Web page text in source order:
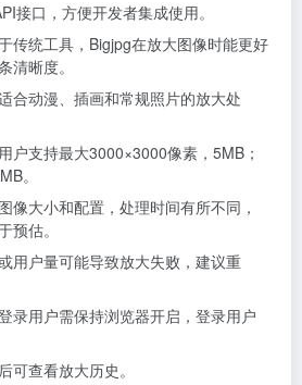
接口，方便开发者集成使用。
传统工具，Bigjpg在放大图像时能更好
清晰度。
合动漫、插画和常规照片的放大处
户支持最大3000×3000像素，5MB；
。
像大小和配置，处理时间有所不同，
预估。
用户量可能导致放大失败，建议重
录用户需保持浏览器开启，登录用户
可查看放大历史。